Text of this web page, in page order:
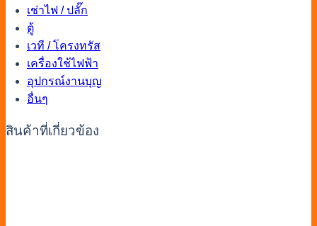
เช่าไฟ / ปลั๊ก
ตู้
เวที / โครงทรัส
เครื่องใช้ไฟฟ้า
อุปกรณ์งานบุญ
อื่นๆ
สินค้าที่เกี่ยวข้อง